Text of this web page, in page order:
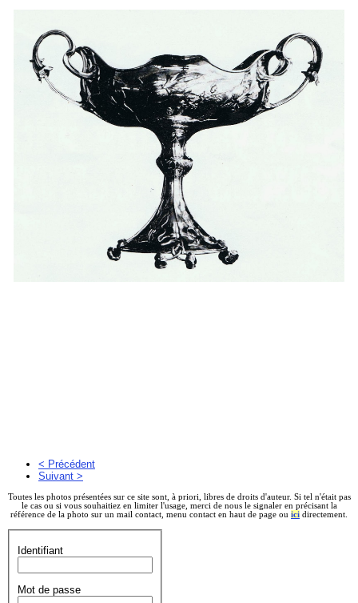
< Précédent
Suivant >
Toutes les photos présentées sur ce site sont, à priori, libres de droits d'auteur. Si tel n'était pas
le cas ou si vous souhaitiez en limiter l'usage, merci de nous le signaler en précisant la
référence de la photo sur un mail contact, menu contact en haut de page ou ici directement.
Identifiant
Mot de passe